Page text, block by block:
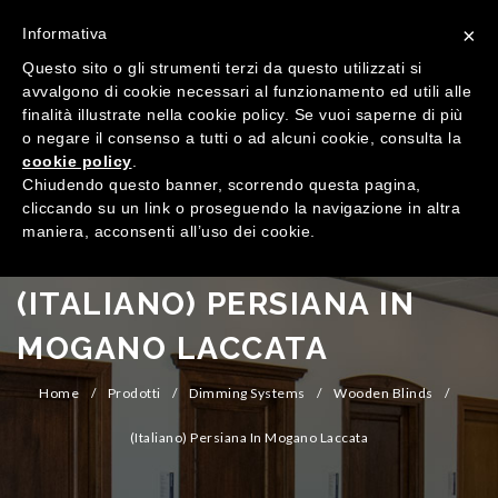
MENU
HOME
COMPANY
QUALIFICATIONS
PRODUCTS
(ITALIANO) PERSIANA IN
MOGANO LACCATA
Home / Prodotti / Dimming Systems / Wooden Blinds /
(Italiano) Persiana In Mogano Laccata
×
Informativa
Questo sito o gli strumenti terzi da questo utilizzati si
avvalgono di cookie necessari al funzionamento ed utili alle
finalità illustrate nella cookie policy. Se vuoi saperne di più
o negare il consenso a tutti o ad alcuni cookie, consulta la
cookie policy
Chiudendo questo banner, scorrendo questa pagina,
cliccando su un link o proseguendo la navigazione in altra
maniera, acconsenti all’uso dei cookie.